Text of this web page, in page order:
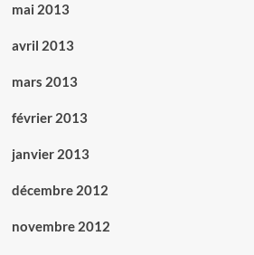
mai 2013
avril 2013
mars 2013
février 2013
janvier 2013
décembre 2012
novembre 2012